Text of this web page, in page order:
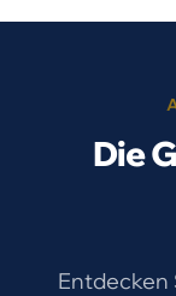
Die
Entdecken